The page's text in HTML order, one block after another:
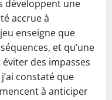
développent une
accrue à
enseigne que
et qu’une
des impasses
constaté que
à anticiper